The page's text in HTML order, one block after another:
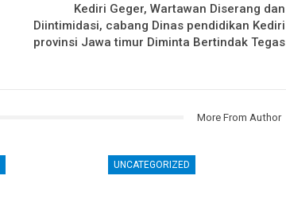
Kediri Geger, Wartawan Diserang dan
Diintimidasi, cabang Dinas pendidikan Kediri
provinsi Jawa timur Diminta Bertindak Tegas
More From Author
UNCATEGORIZED